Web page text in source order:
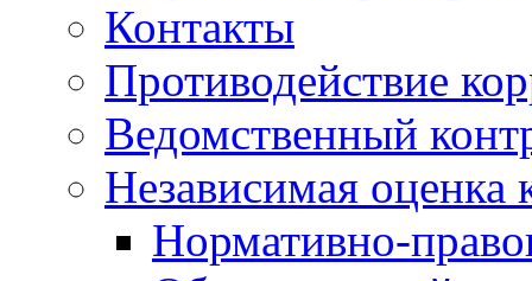
Контакты
Противодействие
Ведомственный
Независимая оценка
Нормативно-